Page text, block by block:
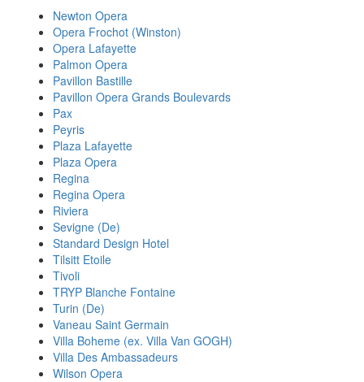
Newton Opera
Opera Frochot (Winston)
Opera Lafayette
Palmon Opera
Pavillon Bastille
Pavillon Opera Grands Boulevards
Pax
Peyris
Plaza Lafayette
Plaza Opera
Regina
Regina Opera
Riviera
Sevigne (De)
Standard Design Hotel
Tilsitt Etoile
Tivoli
TRYP Blanche Fontaine
Turin (De)
Vaneau Saint Germain
Villa Boheme (ex. Villa Van GOGH)
Villa Des Ambassadeurs
Wilson Opera